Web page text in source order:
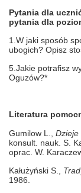
Pytania dla
pytania dla
1.W jaki sposób
ubogich? Opisz
5.Jakie potrafisz
Oguzów?*
Literatura
Gumilow L., Dzieje
konsult. nauk. S.
oprac. W.
Kałużyński S.,
1986.